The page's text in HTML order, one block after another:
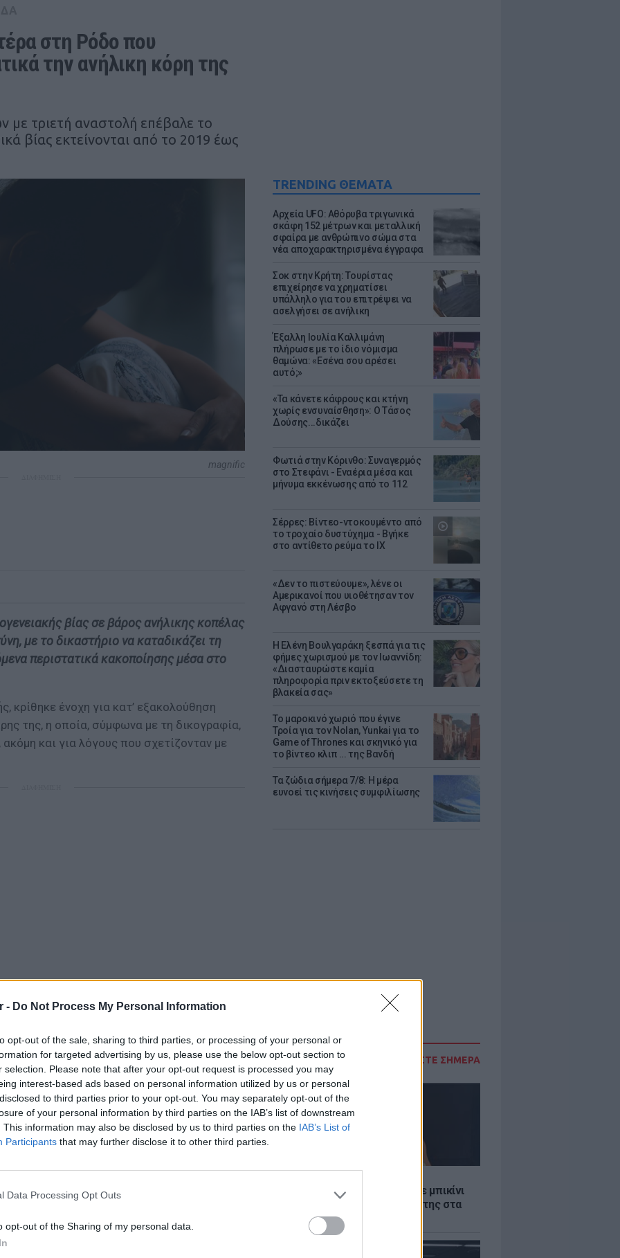
- Do Not Process My Personal Information
opt-out of the sale, sharing to third parties, or processing of your personal or
for targeted advertising by us, please use the below opt-out section to
selection. Please note that after your opt-out request is processed you may
interest-based ads based on personal information utilized by us or personal
to third parties prior to your opt-out. You may separately opt-out of the
of your personal information by third parties on the IAB’s list of downstream
This information may also be disclosed by us to third parties on the IAB’s List of
Participants that may further disclose it to other third parties.
Data Processing Opt Outs
opt-out of the Sharing of my personal data.
TRENDING ΘΕΜΑΤΑ
Αρχεία UFO: Αθόρυβα τριγωνικά
σκάφη 152 μέτρων και μεταλλική
σφαίρα με ανθρώπινο σώμα στα
νέα αποχαρακτηρισμένα έγγραφα
Σοκ στην Κρήτη: Τουρίστας
επιχείρησε να χρηματίσει
υπάλληλο για του επιτρέψει να
ασελγήσει σε ανήλικη
Έξαλλη Ιουλία Καλλιμάνη
πλήρωσε με το ίδιο νόμισμα
θαμώνα: «Εσένα σου αρέσει
αυτό;»
«Τα κάνετε κάφρους και κτήνη
χωρίς ενσυναίσθηση»: Ο Τάσος
Δούσης...δικάζει
Φωτιά στην Κόρινθο: Συναγερμός
στο Στεφάνι - Εναέρια μέσα και
μήνυμα εκκένωσης από το 112
Σέρρες: Βίντεο-ντοκουμέντο από
το τροχαίο δυστύχημα - Βγήκε
στο αντίθετο ρεύμα το ΙΧ
«Δεν το πιστεύουμε», λένε οι
Αμερικανοί που υιοθέτησαν τον
Αφγανό στη Λέσβο
Η Ελένη Βουλγαράκη ξεσπά για τις
φήμες χωρισμού με τον Ιωαννίδη:
«Διασταυρώστε καμία
πληροφορία πριν εκτοξεύσετε τη
βλακεία σας»
Το μαροκινό χωριό που έγινε
Τροία για τον Nolan, Yunkai για το
Game of Thrones και σκηνικό για
το βίντεο κλιπ ... της Βανδή
Τα ζώδια σήμερα 7/8: Η μέρα
ευνοεί τις κινήσεις συμφιλίωσης
ΔΙΑΒΑΣΤΕ ΣΗΜΕΡΑ
Η Τατιάνα Στεφανίδου φόρεσε μπικίνι
και εντυπωσίασε με το κορμί της στα
καταγάλανα νερά του Ιονίου
στη Ρόδο που
την ανήλικη κόρη της
με τριετή αναστολή επέβαλε το
βίας εκτείνονται από το 2019 έως
magnific
βίας σε βάρος ανήλικης κοπέλας
με το δικαστήριο να καταδικάζει τη
περιστατικά κακοποίησης μέσα στο
κρίθηκε ένοχη για κατ’ εξακολούθηση
της, η οποία, σύμφωνα με τη δικογραφία,
και για λόγους που σχετίζονταν με
από το δικαστήριο ξεκινούν το καλοκαίρι
10 ετών και φέρεται να χτυπήθηκε
με αποτέλεσμα να τραυματιστεί.
όταν η μητέρα φέρεται να πέταξε
προκαλώντας τραυματισμό στο χέρι
τον Νοέμβριο του 2025, όταν η ανήλικη